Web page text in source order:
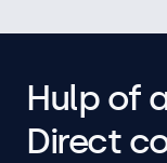
Hulp of
Direct